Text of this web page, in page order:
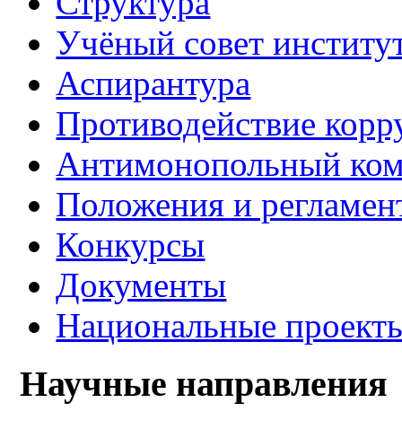
Учёный совет
Аспирантура
Противодействие
Антимонопольный
Положения и
Конкурсы
Документы
Национальные
Научные направления